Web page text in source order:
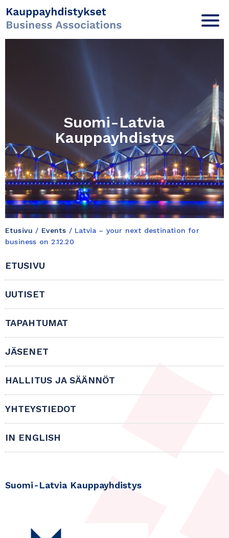
Suomi-Latvia
Kauppayhdistys
Etusivu / Events / Latvia – your next destination for
business on 2.12.20
ETUSIVU
UUTISET
TAPAHTUMAT
JÄSENET
HALLITUS JA SÄÄNNÖT
YHTEYSTIEDOT
IN ENGLISH
Suomi-Latvia Kauppayhdistys